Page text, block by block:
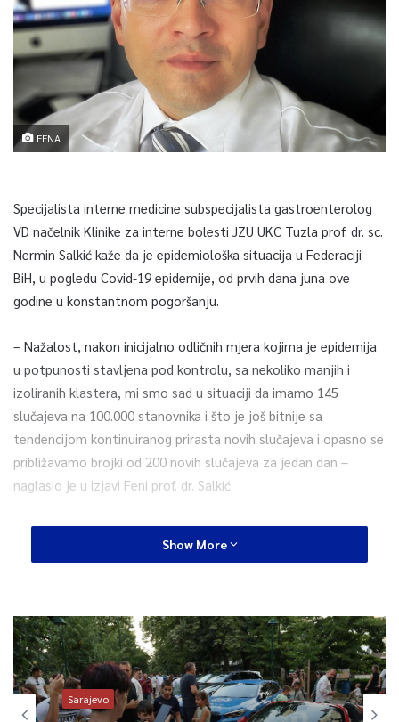
FENA
Specijalista interne medicine subspecijalista gastroenterolog
VD načelnik Klinike za interne bolesti JZU UKC Tuzla prof. dr. sc.
Nermin Salkić kaže da je epidemiološka situacija u Federaciji
BiH, u pogledu Covid-19 epidemije, od prvih dana juna ove
godine u konstantnom pogoršanju.
– Nažalost, nakon inicijalno odličnih mjera kojima je epidemija
u potpunosti stavljena pod kontrolu, sa nekoliko manjih i
izoliranih klastera, mi smo sad u situaciji da imamo 145
slučajeva na 100.000 stanovnika i što je još bitnije sa
tendencijom kontinuiranog prirasta novih slučajeva i opasno se
približavamo brojki od 200 novih slučajeva za jedan dan –
naglasio je u izjavi Feni prof. dr. Salkić.
Ako se pogledaju epidemiološke krivulje rasta novih slučajeva u
pojedinim evropskim državama, kako kaže, posve je jasno da
krivulje opadaju. Time se jasno oslikava činjenica da su
epidemiju u svojim državama stavili pod kontrolu.
– Opet za razliku od nas, kao i za razliku od Srbije, Sjeverne
Makedonije. Čini se da Hrvatska zasad drži situaciju pod
Show More
Sarajevo